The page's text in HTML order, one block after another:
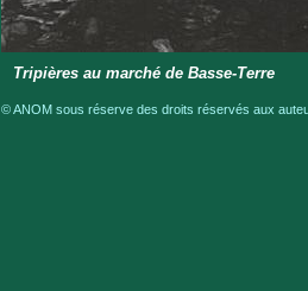
Tripières au marché de Basse-Terre
© ANOM sous réserve des droits réservés aux